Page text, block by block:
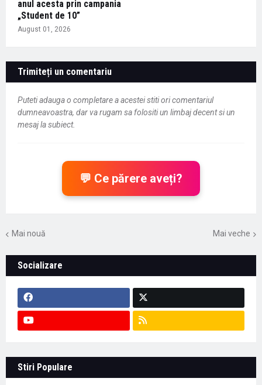
anul acesta prin campania
„Student de 10”
August 01, 2026
Trimiteți un comentariu
Puteti adauga o completare a acestei stiti ori comentariul
dumneavoastra, dar va rugam sa folositi un limbaj decent si un
mesaj la subiect.
💬 Ce părere aveți?
Mai nouă Mai veche
Socializare
Stiri Populare
Context important pentru educație -
Marian Preda, rectorul Universității din